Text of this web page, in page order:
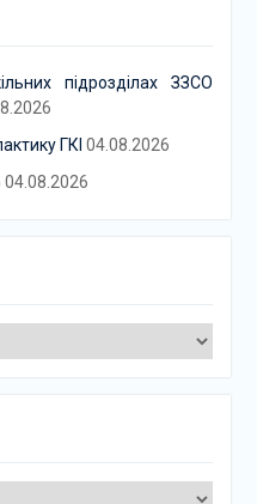
підрозділах ЗЗСО
ГКІ 04.08.2026
04.08.2026